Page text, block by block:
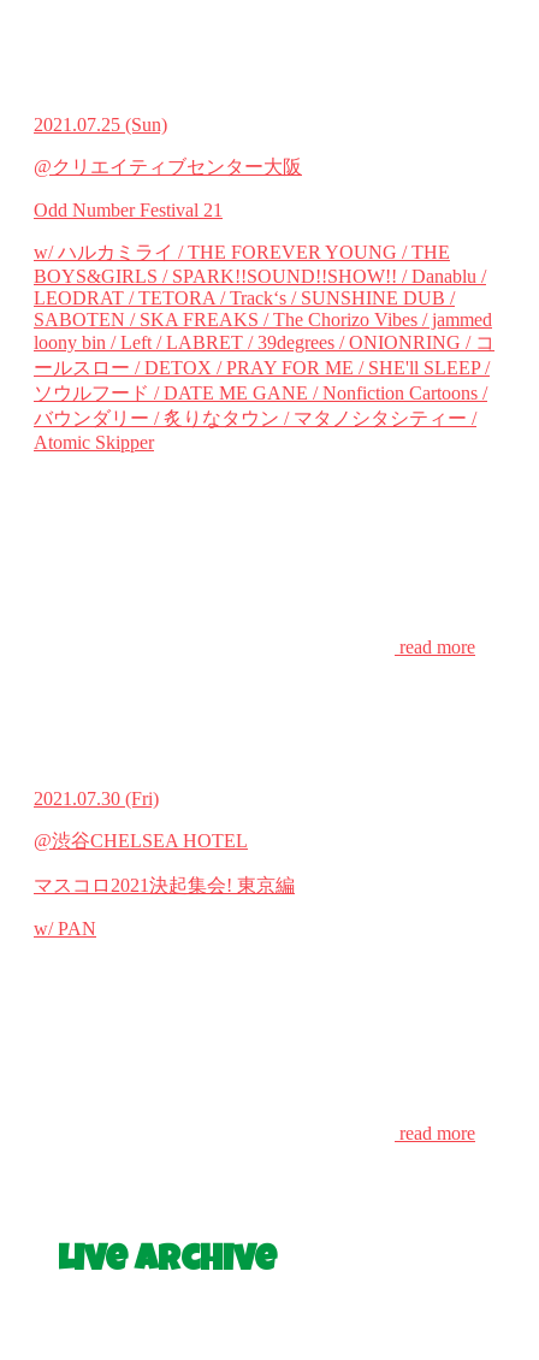
2021.07.25 (Sun)
@クリエイティブセンター⼤阪
Odd Number Festival 21
w/ ハルカミライ / THE FOREVER YOUNG / THE
BOYS&GIRLS / SPARK!!SOUND!!SHOW!! / Danablu /
LEODRAT / TETORA / Trackʻs / SUNSHINE DUB /
SABOTEN / SKA FREAKS / The Chorizo Vibes / jammed
loony bin / Left / LABRET / 39degrees / ONIONRING / コ
ールスロー / DETOX / PRAY FOR ME / SHE'll SLEEP /
ソウルフード / DATE ME GANE / Nonfiction Cartoons /
バウンダリー / 炙りなタウン / マタノシタシティー /
Atomic Skipper
read more
2021.07.30 (Fri)
@渋谷CHELSEA HOTEL
マスコロ2021決起集会! 東京編
w/ PAN
read more
Live Archive